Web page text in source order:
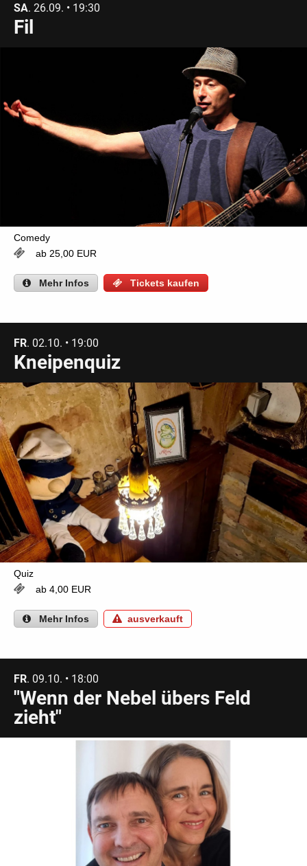
SA. 26.09. • 19:30
Fil
Comedy
ab 25,00 EUR
Mehr Infos Tickets kaufen
FR. 02.10. • 19:00
Kneipenquiz
Quiz
ab 4,00 EUR
Mehr Infos ausverkauft
FR. 09.10. • 18:00
"Wenn der Nebel übers Feld
zieht"